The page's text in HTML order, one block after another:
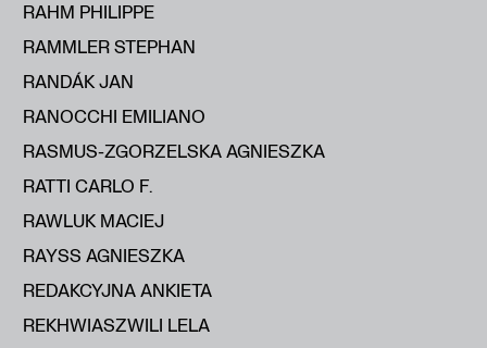
RAHM PHILIPPE
RAMMLER STEPHAN
RANDÁK JAN
RANOCCHI EMILIANO
RASMUS-ZGORZELSKA AGNIESZKA
RATTI CARLO F.
RAWLUK MACIEJ
RAYSS AGNIESZKA
REDAKCYJNA ANKIETA
REKHWIASZWILI LELA